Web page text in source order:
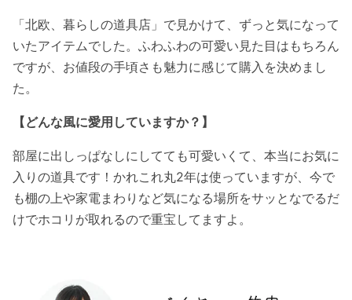
「北欧、暮らしの道具店」で見かけて、ずっと気になって
いたアイテムでした。ふわふわの可愛い見た目はもちろん
ですが、お値段の手頃さも魅力に感じて購入を決めまし
た。
【どんな風に愛用していますか？】
部屋に出しっぱなしにしてても可愛いくて、本当にお気に
入りの道具です！かれこれ丸2年は使っていますが、今で
も棚の上や家電まわりなど気になる場所をサッとなでるだ
けでホコリが取れるので重宝してますよ。